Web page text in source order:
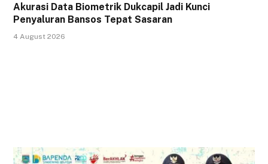
Akurasi Data Biometrik Dukcapil Jadi Kunci
Penyaluran Bansos Tepat Sasaran
4 August 2026